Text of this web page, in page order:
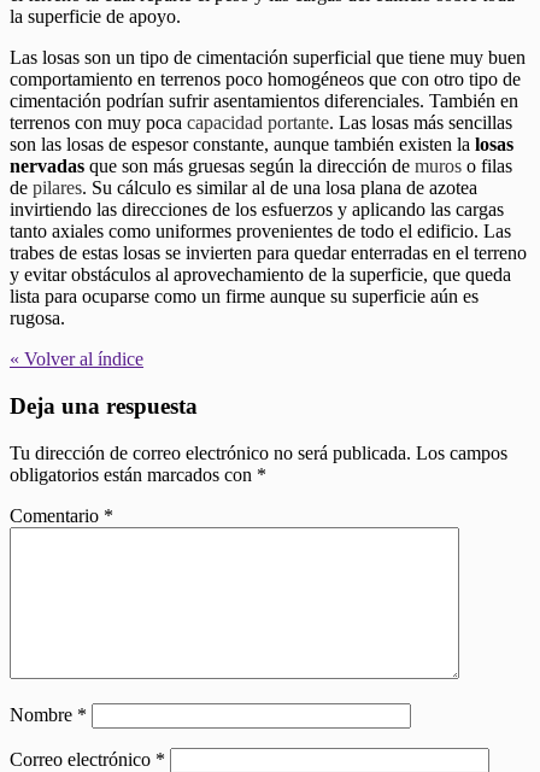
la superficie de apoyo.
Las losas son un tipo de cimentación superficial que tiene muy buen
comportamiento en terrenos poco homogéneos que con otro tipo de
cimentación podrían sufrir asentamientos diferenciales. También en
terrenos con muy poca capacidad portante. Las losas más sencillas
son las losas de espesor constante, aunque también existen la losas
nervadas que son más gruesas según la dirección de muros o filas
de pilares. Su cálculo es similar al de una losa plana de azotea
invirtiendo las direcciones de los esfuerzos y aplicando las cargas
tanto axiales como uniformes provenientes de todo el edificio. Las
trabes de estas losas se invierten para quedar enterradas en el terreno
y evitar obstáculos al aprovechamiento de la superficie, que queda
lista para ocuparse como un firme aunque su superficie aún es
rugosa.
« Volver al índice
Deja una respuesta
Tu dirección de correo electrónico no será publicada. Los campos
obligatorios están marcados con *
Comentario *
Nombre *
Correo electrónico *